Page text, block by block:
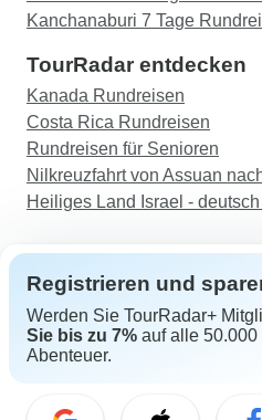
Kanchanaburi 7 Tage
TourRadar entdecken
Kanada Rundreisen
Costa Rica Rundreisen
Rundreisen für Senioren
Nilkreuzfahrt von Assuan
Heiliges Land Israel -
Support
Kontakt
Registrieren und
Werden Sie TourRadar+
Sie bis zu 7% auf alle 50.000
Abenteuer.